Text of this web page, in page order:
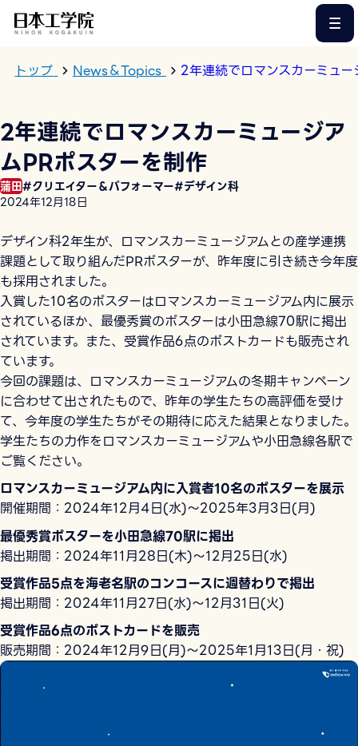
トップ News＆Topics 2年連続でロマンスカーミュ
2年連続でロマンスカーミュージア
ムPRポスターを制作
蒲田#クリエイター＆パフォーマー#デザイン科
2024年12月18日
デザイン科2年生が、ロマンスカーミュージアムとの産学連携
課題として取り組んだPRポスターが、昨年度に引き続き今年度
も採用されました。
入賞した10名のポスターはロマンスカーミュージアム内に展示
されているほか、最優秀賞のポスターは小田急線70駅に掲出
されています。また、受賞作品6点のポストカードも販売され
ています。
今回の課題は、ロマンスカーミュージアムの冬期キャンペーン
に合わせて出されたもので、昨年の学生たちの高評価を受け
て、今年度の学生たちがその期待に応えた結果となりました。
学生たちの力作をロマンスカーミュージアムや小田急線各駅で
ご覧ください。
ロマンスカーミュージアム内に入賞者10名のポスターを展示
開催期間：2024年12月4日(水)～2025年3月3日(月)
最優秀賞ポスターを小田急線70駅に掲出
掲出期間：2024年11月28日(木)～12月25日(水)
受賞作品5点を海老名駅のコンコースに週替わりで掲出
掲出期間：2024年11月27日(水)～12月31日(火)
受賞作品6点のポストカードを販売
販売期間：2024年12月9日(月)～2025年1月13日(月・祝)